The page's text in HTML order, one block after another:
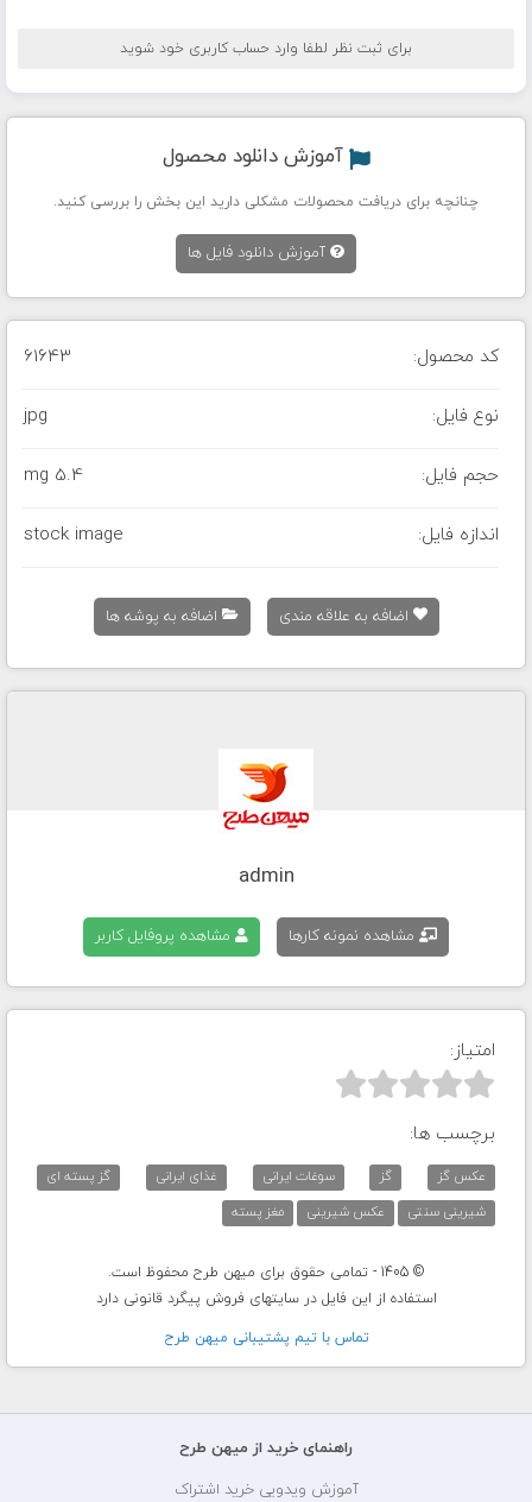
برای ثبت نظر لطفا وارد حساب کاربری خود شوید
آموزش دانلود محصول
چنانچه برای دریافت محصولات مشکلی دارید این بخش را بررسی کنید.
آموزش دانلود فایل ها
کد محصول: 61643
نوع فایل: jpg
حجم فایل: 5.4 mg
اندازه فایل: stock image
اضافه به علاقه مندی اضافه به پوشه ها
admin
مشاهده نمونه کارها مشاهده پروفایل کاربر
امتیاز:



برچسب ها:
عکس گز گز سوغات ایرانی غذای ایرانی
گز پسته ای
شیرینی سنتی
عکس شیرینی مغز پسته
© 1405 - تمامی حقوق برای میهن طرح محفوظ است.
استفاده از این فایل در سایتهای فروش پیگرد قانونی دارد
تماس با تيم پشتيبانی ميهن طرح
راهنمای خرید از میهن طرح
آموزش ویدویی خرید اشتراک